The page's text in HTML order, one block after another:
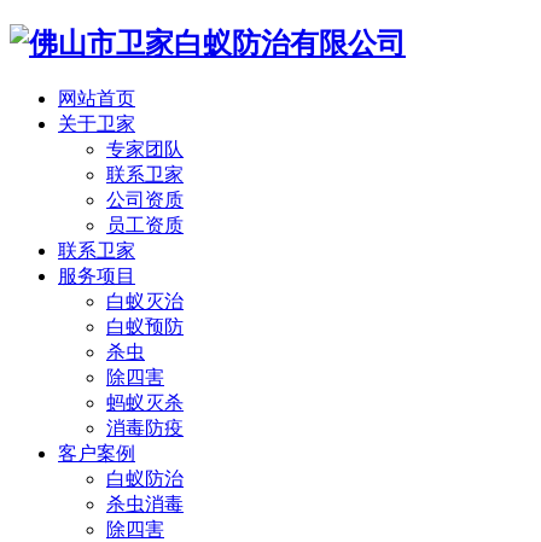
网站首页
关于卫家
专家团队
联系卫家
公司资质
员工资质
联系卫家
服务项目
白蚁灭治
白蚁预防
杀虫
除四害
蚂蚁灭杀
消毒防疫
客户案例
白蚁防治
杀虫消毒
除四害